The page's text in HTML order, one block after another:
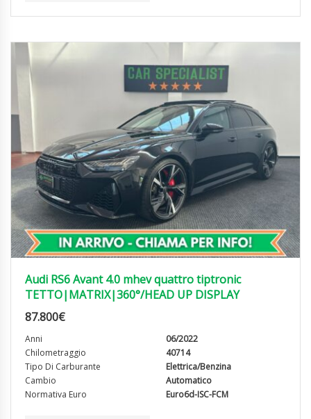
Audi RS6 Avant 4.0 mhev quattro tiptronic
TETTO|MATRIX|360°/HEAD UP DISPLAY
87.800€
Anni
06/2022
Chilometraggio
40714
Tipo Di Carburante
Elettrica/Benzina
Cambio
Automatico
Normativa Euro
Euro6d-ISC-FCM